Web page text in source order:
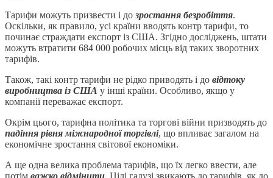
Тарифи можуть призвести і до зростання безробіття.
Оскільки, як правило, усі країни вводять контр тарифи, то
починає страждати експорт із США. Згідно досліджень, штати
можуть втратити 684 000 робочих місць від таких зворотних
тарифів.
Також, такі контр тарифи не рідко приводять і до відтоку
виробництва із США у інші країни. Особливо, якщо у
компанії переважає експорт.
Окрім цього, тарифна політика та торгові війни призводять до
падіння рівня міжнародної торгівлі, що впливає загалом на
економічне зростання світової економіки.
А ще одна велика проблема тарифів, що їх легко ввести, але
потім важко відмінити. Цілі галузі звикають до тарифів, як до